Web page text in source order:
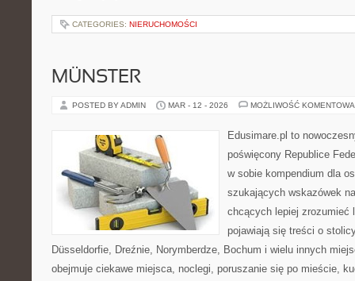
CATEGORIES: NIERUCHOMOŚCI
MÜNSTER
POSTED BY ADMIN MAR - 12 - 2026 MOŻLIWOŚĆ
Edusimare.pl to
poświęcony Republice
w sobie kompendium dla
szukających wskazówek
chcących lepiej zrozumieć
pojawiają się treści o
Düsseldorfie, Dreźnie, Norymberdze, Bochum i wielu innych
obejmuje ciekawe miejsca, noclegi, poruszanie się po mieście,